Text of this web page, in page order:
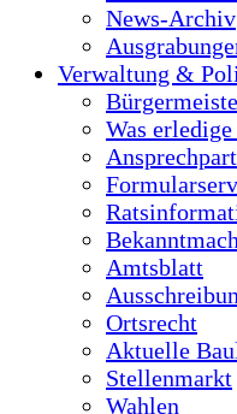
News-Archiv
Verwaltung &
Was
Amtsblatt
Ortsrecht
Aktuelle
Stellenmarkt
Wahlen